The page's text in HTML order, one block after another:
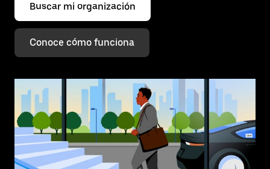
Buscar mi organización
Conoce cómo funciona